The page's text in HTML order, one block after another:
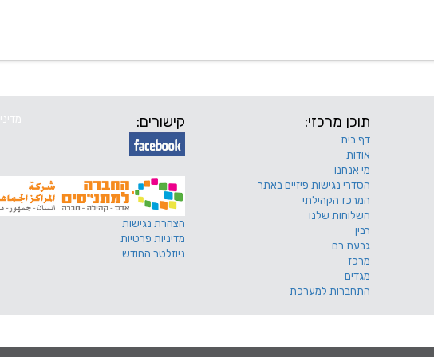
תוכן מרכזי:
דף בית
אודות
מי אנחנו
הסדרי נגישות פיזיים באתר
המרכז הקהילתי
השלוחות שלנו
רבין
גבעת רם
מרכז
מגדים
התחברות למערכת
קישורים:
הצהרת נגישות
מדיניות פרטיות
ניוזלטר החודש